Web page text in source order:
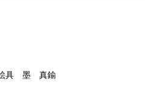
具 墨 真鍮